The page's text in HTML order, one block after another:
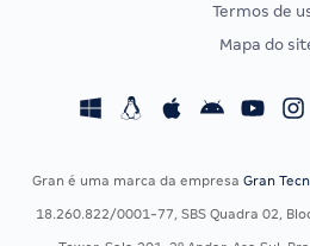
Concursos Fiscais
Termos de
Mapa do
Gran é uma marca da empresa Gran
18.260.822/0001-77, SBS Quadra 02,